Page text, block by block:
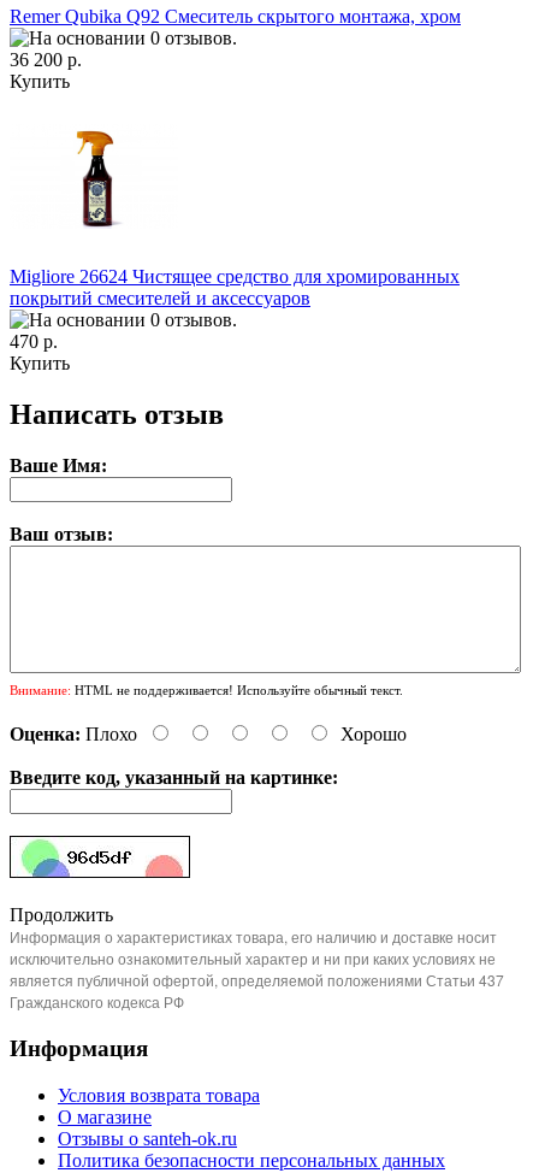
Remer Qubika Q92 Смеситель скрытого монтажа, хром
36 200 р.
Купить
Migliore 26624 Чистящее средство для хромированных
покрытий смесителей и аксессуаров
470 р.
Купить
Написать отзыв
Ваше Имя:
Ваш отзыв:
Внимание: HTML не поддерживается! Используйте обычный текст.
Оценка: Плохо Хорошо
Введите код, указанный на картинке:
Продолжить
Информация о характеристиках товара, его наличию и доставке носит
исключительно ознакомительный характер и ни при каких условиях не
является публичной офертой, определяемой положениями Статьи 437
Гражданского кодекса РФ
Информация
Условия возврата товара
О магазине
Отзывы о santeh-ok.ru
Политика безопасности персональных данных